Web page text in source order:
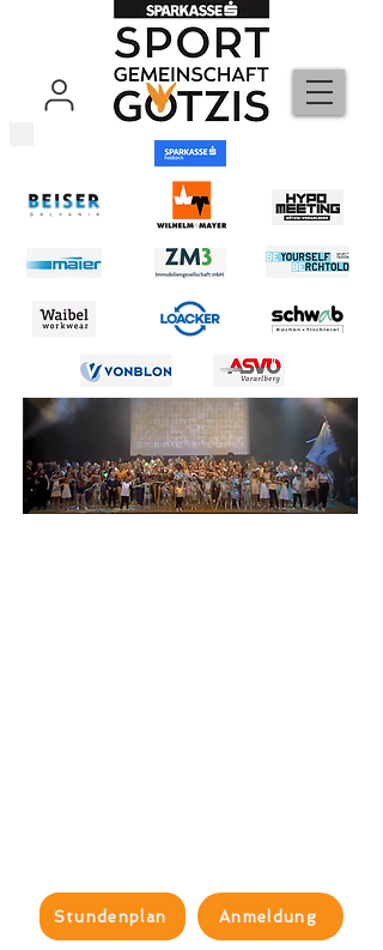
Stundenplan Anmeldung